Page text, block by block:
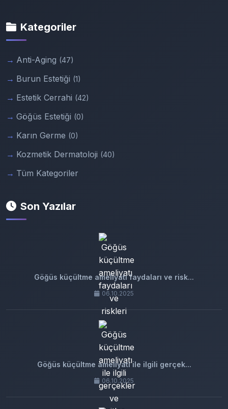
Kategoriler
Anti-Aging (47)
Burun Estetiği (1)
Estetik Cerrahi (42)
Göğüs Estetiği (0)
Karın Germe (0)
Kozmetik Dermatoloji (40)
Tüm Kategoriler
Son Yazılar
Göğüs küçültme ameliyatı faydaları ve risk...
06.10.2025
Göğüs küçültme ameliyatı ile ilgili gerçek...
06.10.2025